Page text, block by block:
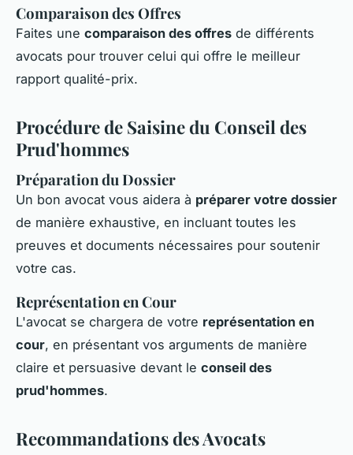
Comparaison des Offres
Faites une comparaison des offres de différents
avocats pour trouver celui qui offre le meilleur
rapport qualité-prix.
Procédure de Saisine du Conseil des
Prud'hommes
Préparation du Dossier
Un bon avocat vous aidera à préparer votre dossier
de manière exhaustive, en incluant toutes les
preuves et documents nécessaires pour soutenir
votre cas.
Représentation en Cour
L'avocat se chargera de votre représentation en
cour, en présentant vos arguments de manière
claire et persuasive devant le conseil des
prud'hommes.
Recommandations des Avocats